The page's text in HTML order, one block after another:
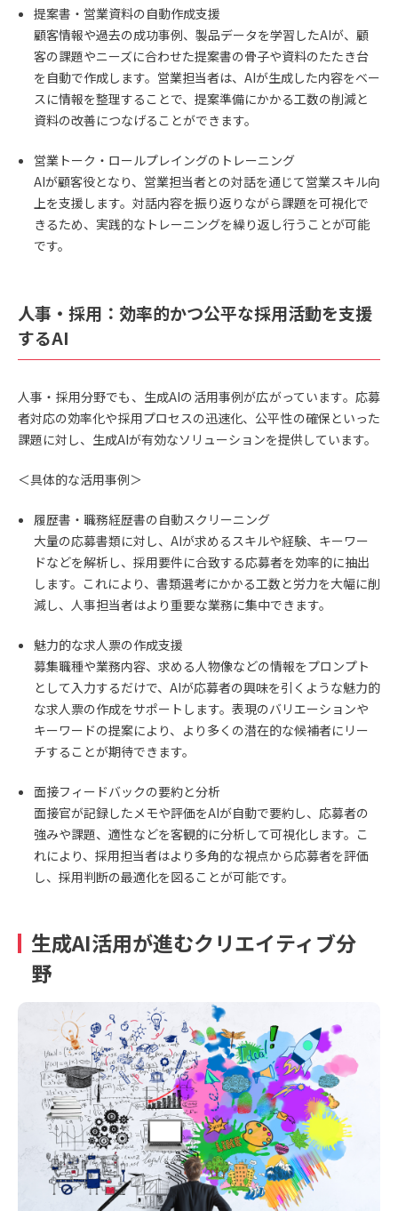
提案書・営業資料の自動作成支援
顧客情報や過去の成功事例、製品データを学習したAIが、顧
客の課題やニーズに合わせた提案書の骨子や資料のたたき台
を自動で作成します。営業担当者は、AIが生成した内容をベー
スに情報を整理することで、提案準備にかかる工数の削減と
資料の改善につなげることができます。
営業トーク・ロールプレイングのトレーニング
AIが顧客役となり、営業担当者との対話を通じて営業スキル向
上を支援します。対話内容を振り返りながら課題を可視化で
きるため、実践的なトレーニングを繰り返し行うことが可能
です。
人事・採用：効率的かつ公平な採用活動を支援
するAI
人事・採用分野でも、生成AIの活用事例が広がっています。応募
者対応の効率化や採用プロセスの迅速化、公平性の確保といった
課題に対し、生成AIが有効なソリューションを提供しています。
＜具体的な活用事例＞
履歴書・職務経歴書の自動スクリーニング
大量の応募書類に対し、AIが求めるスキルや経験、キーワー
ドなどを解析し、採用要件に合致する応募者を効率的に抽出
します。これにより、書類選考にかかる工数と労力を大幅に削
減し、人事担当者はより重要な業務に集中できます。
魅力的な求人票の作成支援
募集職種や業務内容、求める人物像などの情報をプロンプト
として入力するだけで、AIが応募者の興味を引くような魅力的
な求人票の作成をサポートします。表現のバリエーションや
キーワードの提案により、より多くの潜在的な候補者にリー
チすることが期待できます。
面接フィードバックの要約と分析
面接官が記録したメモや評価をAIが自動で要約し、応募者の
強みや課題、適性などを客観的に分析して可視化します。こ
れにより、採用担当者はより多角的な視点から応募者を評価
し、採用判断の最適化を図ることが可能です。
生成AI活用が進むクリエイティブ分
野